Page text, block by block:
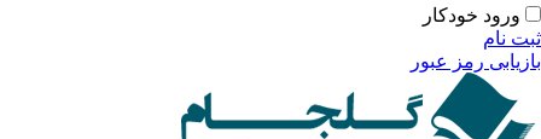
ورود خودکار
نام
رمز عبور